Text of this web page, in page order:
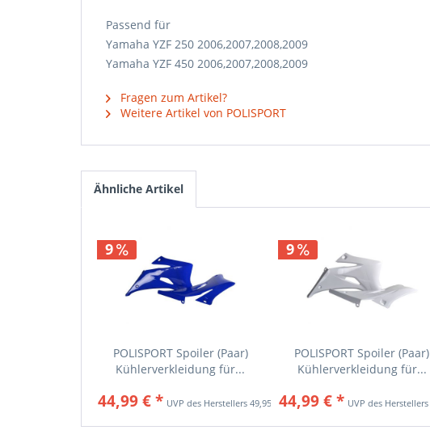
Passend für
Yamaha YZF 250 2006,2007,2008,2009
Yamaha YZF 450 2006,2007,2008,2009
Fragen zum Artikel?
Weitere Artikel von POLISPORT
Ähnliche Artikel
9
POLISPORT Spoiler (Paar)
Kühlerverkleidung für...
44,99 € * 49,95 € *
9
POLISPORT Spoiler (Paar)
Kühlerverkleidung für...
44,99 € *